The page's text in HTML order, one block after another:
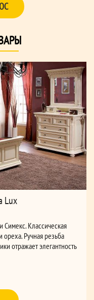
Lux
Классическая
ореха. Ручная резьба
отражает элегантность